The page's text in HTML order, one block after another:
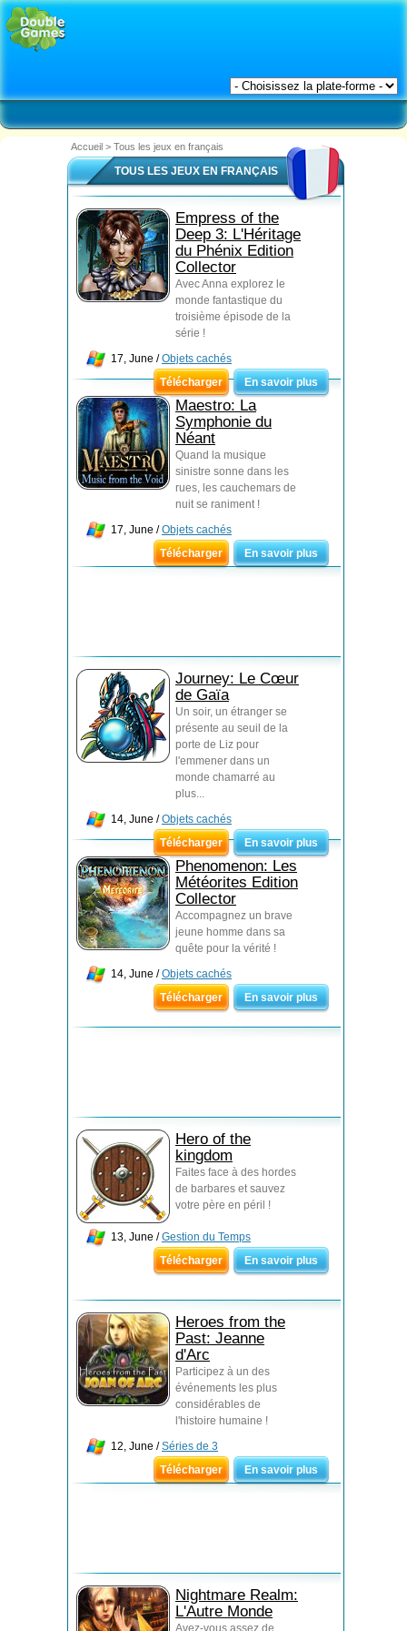
Accueil > Tous les jeux en français
TOUS LES JEUX EN FRANÇAIS
Empress of the
Deep 3: L'Héritage
du Phénix Edition
Collector
Avec Anna explorez le
monde fantastique du
troisième épisode de la
série !
17, June /Objets cachés
Télécharger
En savoir plus
Maestro: La
Symphonie du
Néant
Quand la musique
sinistre sonne dans les
rues, les cauchemars de
nuit se raniment !
17, June /Objets cachés
Télécharger
En savoir plus
Journey: Le Cœur
de Gaïa
Un soir, un étranger se
présente au seuil de la
porte de Liz pour
l'emmener dans un
monde chamarré au
plus...
14, June /Objets cachés
Télécharger
En savoir plus
Phenomenon: Les
Météorites Edition
Collector
Accompagnez un brave
jeune homme dans sa
quête pour la vérité !
14, June /Objets cachés
Télécharger
En savoir plus
Hero of the
kingdom
Faites face à des hordes
de barbares et sauvez
votre père en péril !
13, June /Gestion du Temps
Télécharger
En savoir plus
Heroes from the
Past: Jeanne
d'Arc
Participez à un des
événements les plus
considérables de
l'histoire humaine !
12, June /Séries de 3
Télécharger
En savoir plus
Nightmare Realm:
L'Autre Monde
Avez-vous assez de